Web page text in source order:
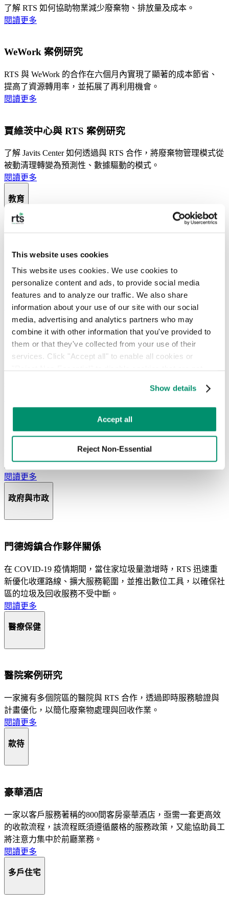
This website uses cookies
This website uses cookies. We use cookies to
personalize content and ads, to provide social media
features and to analyze our traffic. We also share
information about your use of our site with our social
media, advertising and analytics partners who may
combine it with other information that you've provided to
them or that they've collected from your use of their
services. Click "Accept all" to enable all cookies or
preferences by toggling the different kinds of cookies.
Privacy Policy.
Show details
Accept all
Reject Non-Essential
了解 RTS 如何協助物業減少廢棄物、排放量及成本。
閱讀更多
WeWork 案例研究
RTS 與 WeWork 的合作在六個月內實現了顯著的成本節省、
提高了資源轉用率，並拓展了再利用機會。
閱讀更多
賈維茨中心與 RTS 案例研究
了解 Javits Center 如何透過與 RTS 合作，將廢棄物管理模式從
被動清理轉變為預測性、數據驅動的模式。
閱讀更多
教育
為了更深入了解其廢棄物流並提升回收成效，紐約市一所頂尖
大學與 RTS 合作，針對六個校區據點進行了全面的廢棄物審
計。
閱讀更多
大學校園捐贈案例研究
短短 24 小時內，RTS 協助從這所紐約校區募集了數千磅的家
薩福克大學永續發展計劃
透過 RTS 的全方位 360 度服務計畫，薩福克大學藉由科技應
用與學生教育，有效改善了校園內的廢棄物管理。
閱讀更多
政府與市政
門德姆鎮合作夥伴關係
在 COVID-19 疫情期間，當住家垃圾量激增時，RTS 迅速重
新優化收運路線、擴大服務範圍，並推出數位工具，以確保社
區的垃圾及回收服務不受中斷。
閱讀更多
醫療保健
醫院案例研究
一家擁有多個院區的醫院與 RTS 合作，透過即時服務驗證與
計畫優化，以簡化廢棄物處理與回收作業。
閱讀更多
款待
豪華酒店
一家以客戶服務著稱的800間客房豪華酒店，亟需一套更高效
的收款流程，該流程既須遵循嚴格的服務政策，又能協助員工
將注意力集中於前廳業務。
閱讀更多
多戶住宅